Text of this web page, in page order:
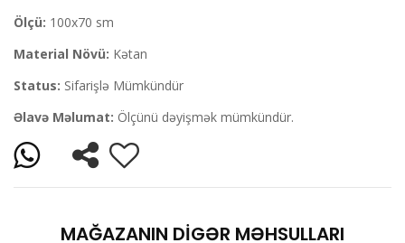
Ölçü: 100x70 sm
Material Növü: Kətan
Status: Sifarişlə Mümkündür
Əlavə Məlumat: Ölçünü dəyişmək mümkündür.
MAĞAZANIN DIGƏR MƏHSULLARI